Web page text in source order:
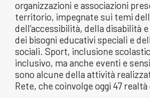
organizzazioni e associazioni
territorio, impegnate sui temi
dell’accessibilità, della disabilità
dei bisogni educativi speciali e
sociali. Sport, inclusione
inclusivo, ma anche eventi e
sono alcune della attività
Rete, che coinvolge oggi 47